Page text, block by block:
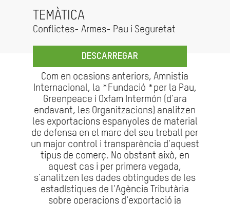
TEMÀTICA
Conflictes- Armes- Pau i Seguretat
DESCARREGAR
Com en ocasions anteriors, Amnistia
Internacional, la *Fundació *per la Pau,
Greenpeace i Oxfam Intermón (d'ara
endavant, les Organitzacions) analitzen
les exportacions espanyoles de material
de defensa en el marc del seu treball per
un major control i transparència d'aquest
tipus de comerç. No obstant això, en
aquest cas i per primera vegada,
s'analitzen les dades obtingudes de les
estadístiques de l'Agència Tributària
sobre operacions d'exportació ja